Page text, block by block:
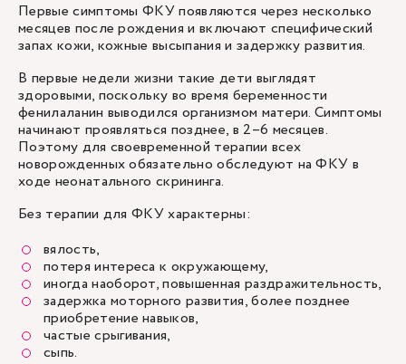
Первые симптомы ФКУ появляются через несколько
месяцев после рождения и включают специфический
запах кожи, кожные высыпания и задержку развития.
В первые недели жизни такие дети выглядят
здоровыми, поскольку во время беременности
фенилаланин выводился организмом матери. Симптомы
начинают проявляться позднее, в 2–6 месяцев.
Поэтому для своевременной терапии всех
новорожденных обязательно обследуют на ФКУ в
ходе неонатального скрининга.
Без терапии для ФКУ характерны:
вялость,
потеря интереса к окружающему,
иногда наоборот, повышенная раздражительность,
задержка моторного развития, более позднее
приобретение навыков,
частые срыгивания,
сыпь.